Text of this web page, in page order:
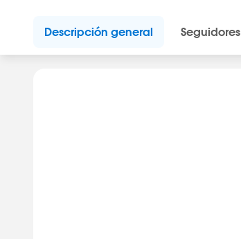
Descripción general Seguidores